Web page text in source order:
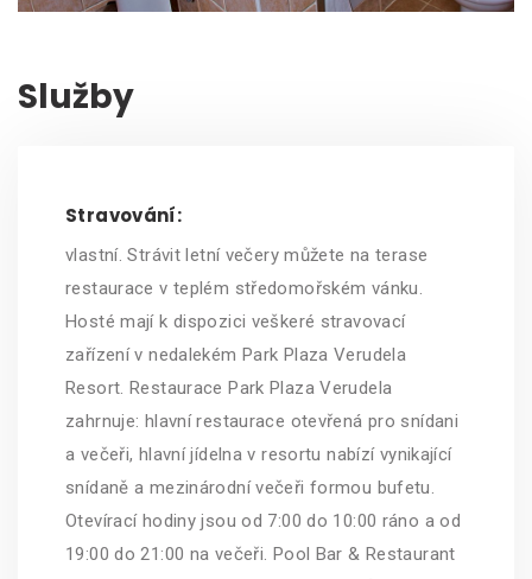
Služby
Stravování:
vlastní. Strávit letní večery můžete na terase
restaurace v teplém středomořském vánku.
Hosté mají k dispozici veškeré stravovací
zařízení v nedalekém Park Plaza Verudela
Resort. Restaurace Park Plaza Verudela
zahrnuje: hlavní restaurace otevřená pro snídani
a večeři, hlavní jídelna v resortu nabízí vynikající
snídaně a mezinárodní večeři formou bufetu.
Otevírací hodiny jsou od 7:00 do 10:00 ráno a od
19:00 do 21:00 na večeři. Pool Bar & Restaurant